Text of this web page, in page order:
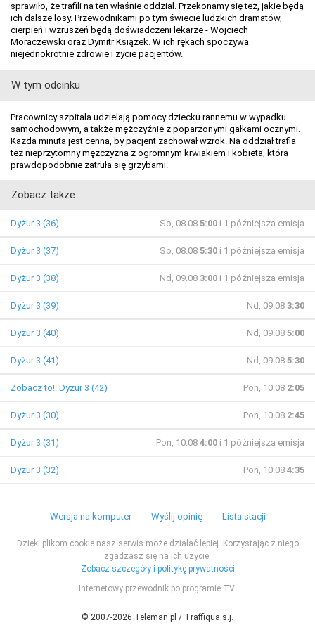
sprawiło, że trafili na ten właśnie oddział. Przekonamy się też, jakie będą
ich dalsze losy. Przewodnikami po tym świecie ludzkich dramatów,
cierpień i wzruszeń będą doświadczeni lekarze - Wojciech
Moraczewski oraz Dymitr Książek. W ich rękach spoczywa
niejednokrotnie zdrowie i życie pacjentów.
W tym odcinku
Pracownicy szpitala udzielają pomocy dziecku rannemu w wypadku
samochodowym, a także mężczyźnie z poparzonymi gałkami ocznymi.
Każda minuta jest cenna, by pacjent zachował wzrok. Na oddział trafia
też nieprzytomny mężczyzna z ogromnym krwiakiem i kobieta, która
prawdopodobnie zatruła się grzybami.
Zobacz także
Dyżur 3 (36) So, 08.08 5:00 i 1 późniejsza emisja
Dyżur 3 (37) So, 08.08 5:30 i 1 późniejsza emisja
Dyżur 3 (38) Nd, 09.08 3:00 i 1 późniejsza emisja
Dyżur 3 (39) Nd, 09.08 3:30
Dyżur 3 (40) Nd, 09.08 5:00
Dyżur 3 (41) Nd, 09.08 5:30
Zobacz to!: Dyżur 3 (42) Pon, 10.08 2:05
Dyżur 3 (30) Pon, 10.08 2:45
Dyżur 3 (31) Pon, 10.08 4:00 i 1 późniejsza emisja
Dyżur 3 (32) Pon, 10.08 4:35
Wersja na komputer Wyślij opinię Lista stacji
Dzięki plikom cookie nasz serwis może działać lepiej. Korzystając z niego
zgadzasz się na ich użycie.
Zobacz szczegóły i politykę prywatności
Internetowy przewodnik po programie TV.
© 2007-2026 Teleman.pl / Traffiqua s.j.